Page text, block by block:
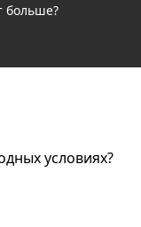
больше?
условиях?